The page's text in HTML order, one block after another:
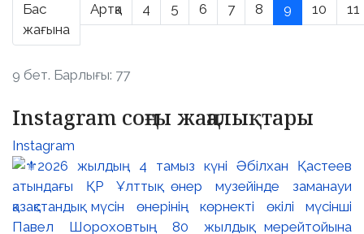
Бас
жағына
Артқа 4 5 6 7 8 9 10 11
9 бет. Барлығы: 77
Instagram соңғы жаңалықтары
Instagram